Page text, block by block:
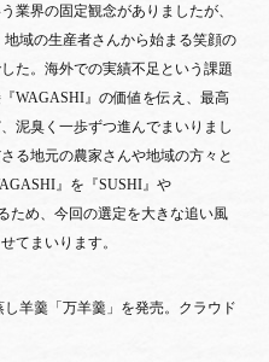
業界の固定観念がありましたが、
域の生産者さんから始まる笑顔の
た。海外での実績不足という課題
WAGASHI』の価値を伝え、最高
泥臭く一歩ずつ進んでまいりまし
る地元の農家さんや地域の方々と
』を『SUSHI』や
ため、今回の選定を大きな追い風
てまいります。
羊羹「万羊羹」を発売。クラウド